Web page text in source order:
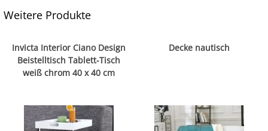
Weitere Produkte
Invicta Interior Ciano Design
Beistelltisch Tablett-Tisch
weiß chrom 40 x 40 cm
Decke nautisch